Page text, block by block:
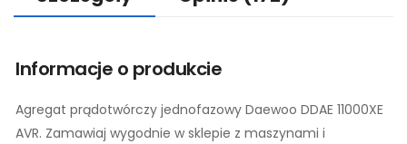
Informacje o produkcie
Agregat prądotwórczy jednofazowy Daewoo DDAE 11000XE
AVR. Zamawiaj wygodnie w sklepie z maszynami i